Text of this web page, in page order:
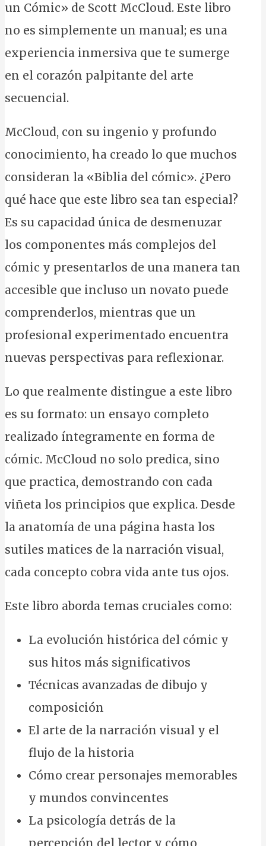
un Cómic» de Scott McCloud. Este libro
no es simplemente un manual; es una
experiencia inmersiva que te sumerge
en el corazón palpitante del arte
secuencial.
McCloud, con su ingenio y profundo
conocimiento, ha creado lo que muchos
consideran la «Biblia del cómic». ¿Pero
qué hace que este libro sea tan especial?
Es su capacidad única de desmenuzar
los componentes más complejos del
cómic y presentarlos de una manera tan
accesible que incluso un novato puede
comprenderlos, mientras que un
profesional experimentado encuentra
nuevas perspectivas para reflexionar.
Lo que realmente distingue a este libro
es su formato: un ensayo completo
realizado íntegramente en forma de
cómic. McCloud no solo predica, sino
que practica, demostrando con cada
viñeta los principios que explica. Desde
la anatomía de una página hasta los
sutiles matices de la narración visual,
cada concepto cobra vida ante tus ojos.
Este libro aborda temas cruciales como:
La evolución histórica del cómic y
sus hitos más significativos
Técnicas avanzadas de dibujo y
composición
El arte de la narración visual y el
flujo de la historia
Cómo crear personajes memorables
y mundos convincentes
La psicología detrás de la
percepción del lector y cómo